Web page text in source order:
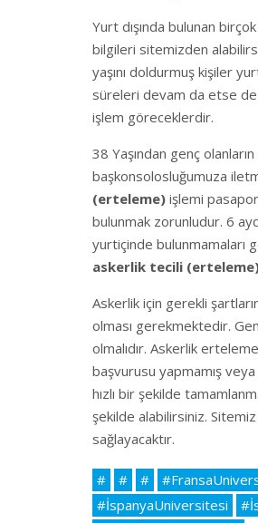
Yurt dışında bulunan
bilgileri sitemizden
yaşını doldurmuş kişiler
süreleri devam da etse de
işlem göreceklerdir.
38 Yaşından genç
başkonsolosluğumuza
(erteleme) işlemi
bulunmak zorunludur. 6
yurtiçinde bulunmamaları
askerlik tecili
Askerlik için gerekli
olması gerekmektedir.
olmalıdır. Askerlik
başvurusu yapmamış
hızlı bir şekilde
şekilde alabilirsiniz. Sitemiz
sağlayacaktır.
# # #
#İspanyaUniversitesi